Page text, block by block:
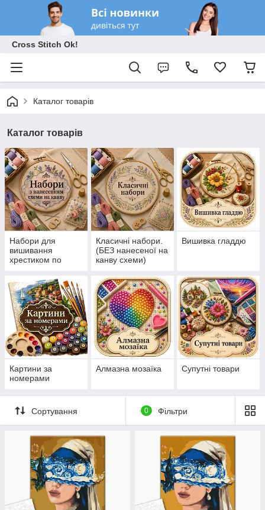
Cross Stitch Ok!
Каталог товарів
Каталог товарів
Набори для
вишивання
хрестиком по
канву схемі
Класичні набори.
(БЕЗ нанесеної на
канву схеми)
Вишивка гладдю
Картини за
номерами
Алмазна мозаїка Супутні товари
Сортування 0 Фільтри